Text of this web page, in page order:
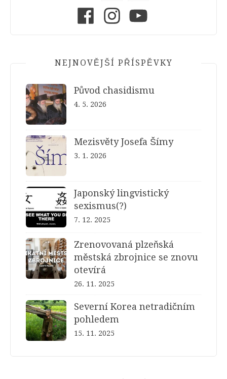
NEJNOVĚJŠÍ PŘÍSPĚVKY
Původ chasidismu
4. 5. 2026
Mezisvěty Josefa Šímy
3. 1. 2026
Japonský lingvistický
sexismus(?)
7. 12. 2025
Zrenovovaná plzeňská
městská zbrojnice se znovu
otevírá
26. 11. 2025
Severní Korea netradičním
pohledem
15. 11. 2025